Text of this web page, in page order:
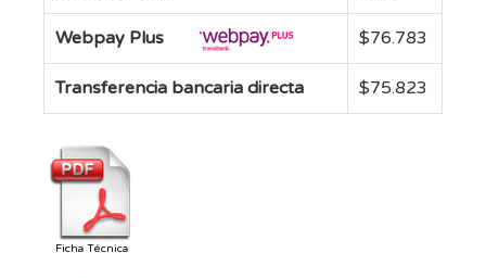
Webpay Plus $76.783
Transferencia bancaria directa $75.823
Ficha Técnica